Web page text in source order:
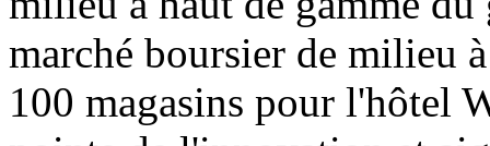
marché boursier de milieu
100 magasins pour l'hôtel